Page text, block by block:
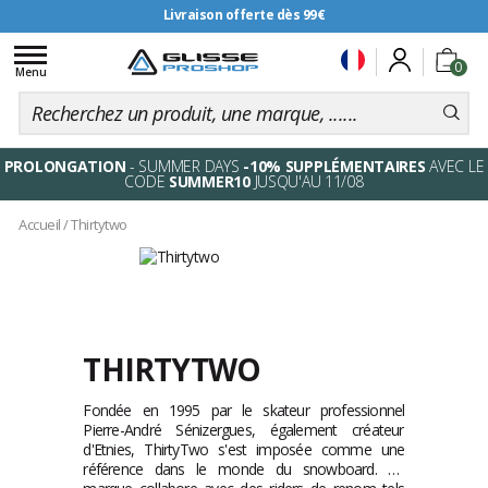
Livraison offerte dès 99€
0
Toggle
navigation
Menu
PROLONGATION - SUMMER DAYS -10% SUPPLÉMENTAIRES AVEC LE
CODE SUMMER10JUSQU'AU 11/08
Accueil/Thirtytwo
THIRTYTWO
Fondée en 1995 par le skateur professionnel
Pierre-André Sénizergues, également créateur
d'Etnies, ThirtyTwo s'est imposée comme une
référence dans le monde du snowboard. La